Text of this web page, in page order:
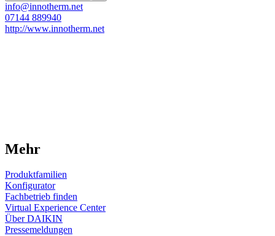
info@innotherm.net
07144 889940
http://www.innotherm.net
Mehr
Produktfamilien
Konfigurator
Fachbetrieb finden
Virtual Experience Center
Über DAIKIN
Pressemeldungen